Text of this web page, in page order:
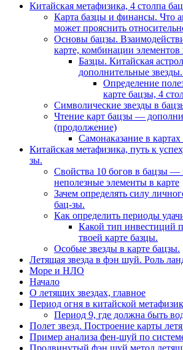
Китайская метафизика, 4 столпа
Карта базцы и финансы. Что
может прояснить
Основы бацзы.
карте, комбинации элементов
Базцы. Китайская
дополнительные
Определение
карте бацзы, 4
Символические звезды в
Чтение карт бацзы —
(продолжение)
Самонаказание в
Китайская метафизика, путь к
зы.
Свойства 10 богов в бацзы —
неполезные элементы в карте
Зачем определять силу
бац-зы.
Как определить периоды
Какой тип инвестиций
твоей карте базцы.
Особые звезды в карте бацзы.
Летящая звезда в фэн шуй. Роль
Море и НЛО
Начало
О летящих звездах, главное
Период огня в китайской
Период 9, где должна быть
Полет звезд. Построение карты
Пример анализа фен-шуй по